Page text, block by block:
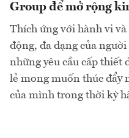
Group để mở rộng
Thích ứng với hành vi
động, đa dạng của
những yêu cầu cấp thiết
lẻ mong muốn thúc đẩy
của mình trong thời kỳ